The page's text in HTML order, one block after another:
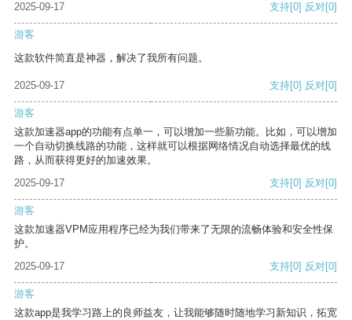
2025-09-17
支持[0] 反对[0]
游客
这款软件简直是神器，解决了我所有问题。
2025-09-17 支持[0] 反对[0]
游客
这款加速器app的功能有点单一，可以增加一些新功能。比如，可以增加
一个自动切换线路的功能，这样就可以根据网络情况自动选择最优的线
路，从而获得更好的加速效果。
2025-09-17
支持[0] 反对[0]
游客
这款加速器VPM应用程序已经为我们带来了无限的流畅体验和安全性保
护。
2025-09-17
支持[0] 反对[0]
游客
这款app是我学习路上的良师益友，让我能够随时随地学习新知识，拓宽